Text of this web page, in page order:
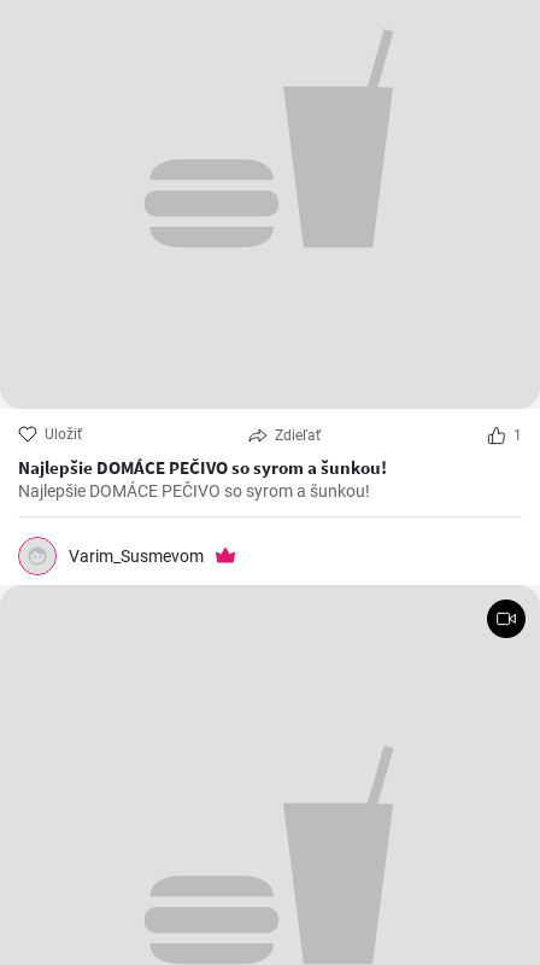
Uložiť Zdieľať 1
Najlepšie DOMÁCE PEČIVO so syrom a šunkou!
Najlepšie DOMÁCE PEČIVO so syrom a šunkou!
Varim_Susmevom